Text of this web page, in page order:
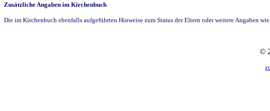
Zusätzliche Angaben im Kirchenbuch
Die im Kirchenbuch ebenfalls aufgeführten Hinweise zum Status der Eltern oder weitere Angaben
©